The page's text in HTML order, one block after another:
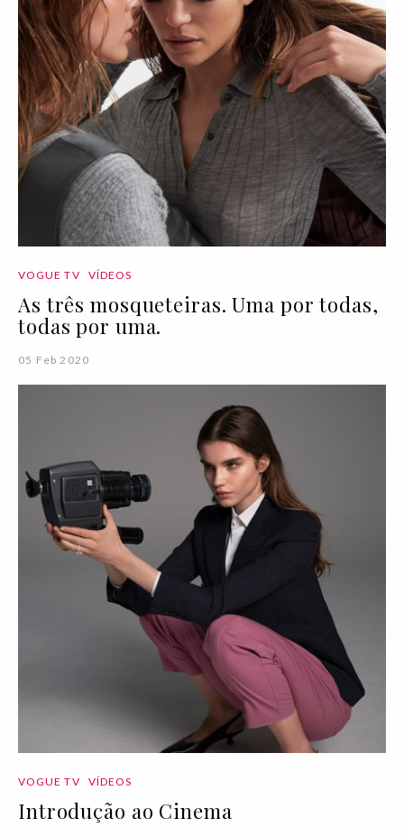
VOGUE TV VÍDEOS
As três mosqueteiras. Uma por todas,
todas por uma.
05 Feb 2020
VOGUE TV VÍDEOS
Introdução ao Cinema